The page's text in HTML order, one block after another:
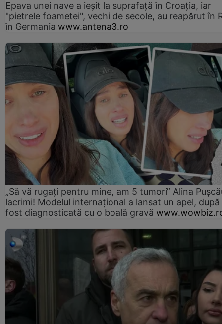
Epava unei nave a ieșit la suprafață în Croația, iar
"pietrele foametei", vechi de secole, au reapărut în
în Germania www.antena3.ro
„Să vă rugați pentru mine, am 5 tumori” Alina
lacrimi! Modelul internațional a lansat un apel, după
fost diagnosticată cu o boală gravă